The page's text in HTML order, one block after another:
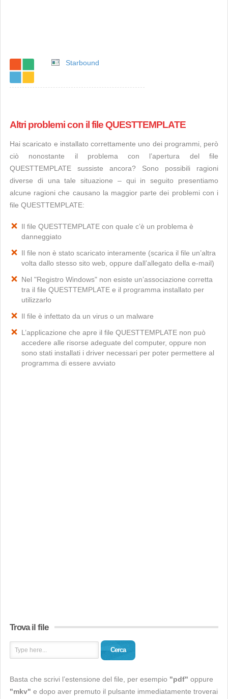
Starbound
Altri problemi con il file QUESTTEMPLATE
Hai scaricato e installato correttamente uno dei programmi, però
ciò nonostante il problema con l’apertura del file
QUESTTEMPLATE sussiste ancora? Sono possibili ragioni
diverse di una tale situazione – qui in seguito presentiamo
alcune ragioni che causano la maggior parte dei problemi con i
file QUESTTEMPLATE:
Il file QUESTTEMPLATE con quale c’è un problema è
danneggiato
Il file non è stato scaricato interamente (scarica il file un’altra
volta dallo stesso sito web, oppure dall’allegato della e-mail)
Nel "Registro Windows" non esiste un’associazione corretta
tra il file QUESTTEMPLATE e il programma installato per
utilizzarlo
Il file è infettato da un virus o un malware
L’applicazione che apre il file QUESTTEMPLATE non può
accedere alle risorse adeguate del computer, oppure non
sono stati installati i driver necessari per poter permettere al
programma di essere avviato
Trova il file
Cerca
Basta che scrivi l’estensione del file, per esempio "pdf" oppure
"mkv" e dopo aver premuto il pulsante immediatamente troverai